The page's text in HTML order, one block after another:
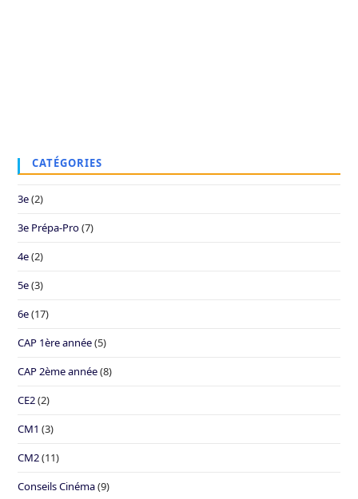
CATÉGORIES
3e(2)
3e Prépa-Pro(7)
4e(2)
5e(3)
6e(17)
CAP 1ère année(5)
CAP 2ème année(8)
CE2(2)
CM1 (3)
CM2(11)
Conseils Cinéma(9)